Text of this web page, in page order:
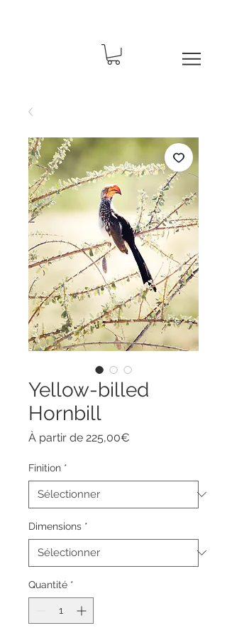
Yellow-billed
Hornbill
À partir de 225,00€
Finition *
Dimensions *
Quantité *